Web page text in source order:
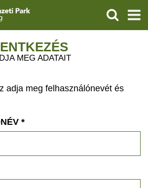
KERESÉS
MEG ADATAIT
adja meg felhasználónevét és
*